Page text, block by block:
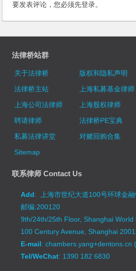
要发表评论，您必须先登录。
法律桥站群
关于法律桥 版权和隐私声明
法律桥主站
上海私募基金律师
上海公司法律师
上海股权律师
聘请律师
法律桥PE宝典
私募法律讲堂
对赌回购合集
Sitemap
联系律师 Contact Us
Add: 上海市世纪大道100号环球金
邮编:200120
9th/24th/25th Floor, Shanghai World
100 Century Avenue, Shanghai
E-mail: chambers.yang+dentons.cn
Tel/WeChat: 1390 182 6830